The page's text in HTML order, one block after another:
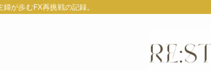
が歩むFX再挑戦の記録。